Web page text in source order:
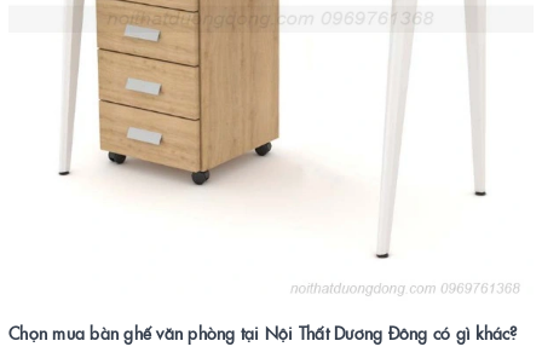
Chọn mua bàn ghế văn phòng tại Nội Thất Dương Đông có gì khác?